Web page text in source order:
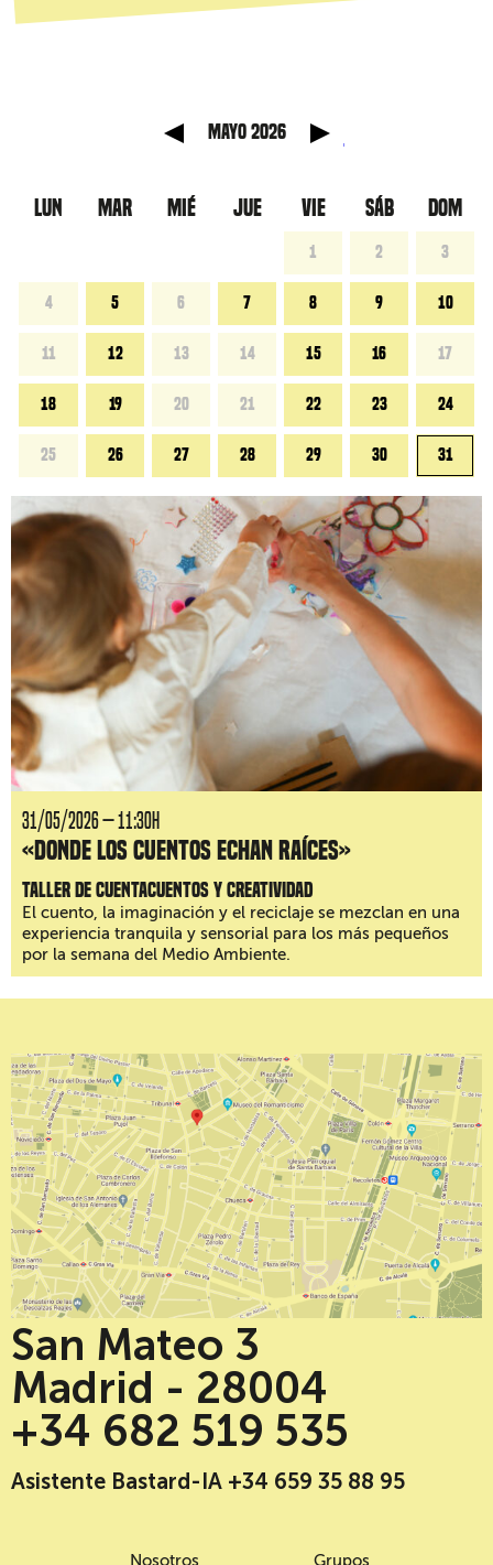
mayo 2026
LUN MAR MIÉ JUE VIE SÁB DOM
1 2 3
4 5 6 7 8 9 10
11 12 13 14 15 16 17
18 19 20 21 22 23 24
25 26 27 28 29 30 31
31/05/2026 — 11:30H
«Donde los cuentos echan raíces»
Taller de cuentacuentos y creatividad
El cuento, la imaginación y el reciclaje se mezclan en una
experiencia tranquila y sensorial para los más pequeños
por la semana del Medio Ambiente.
San Mateo 3
Madrid - 28004
+34 682 519 535
Asistente Bastard-IA +34 659 35 88 95
Nosotros Grupos